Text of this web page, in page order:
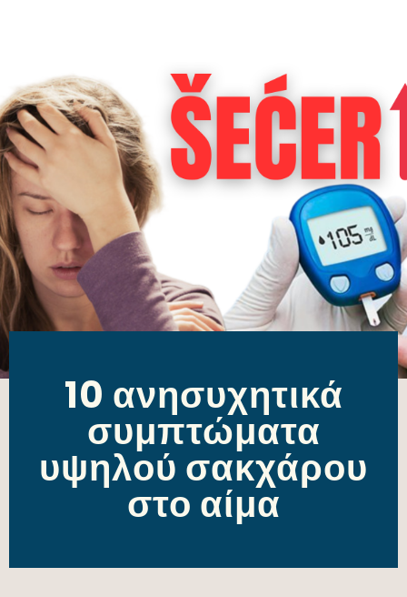
10 ανησυχητικά
συμπτώματα
υψηλού σακχάρου
στο αίμα